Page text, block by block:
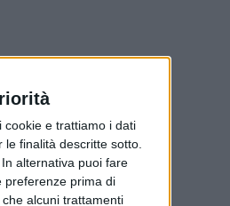
cookie e trattiamo i dati
finalità descritte sotto.
alternativa puoi fare
preferenze prima di
alcuni trattamenti